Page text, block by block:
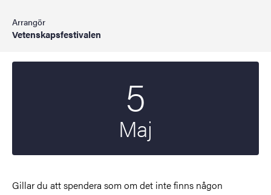
Arrangör
Vetenskapsfestivalen
5
Maj
Gillar du att spendera som om det inte finns någon